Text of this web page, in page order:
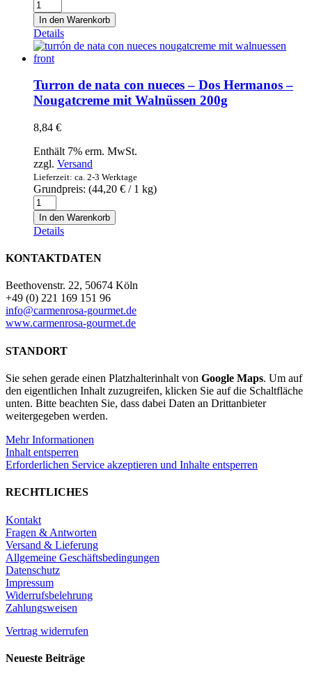
Mermelada
Extra
de
Melocotón
100%
Natural
400g
-
Handgemachte
Extra
In den Warenkorb
Details
Turron de nata con nueces – Dos Hermanos –
Nougatcreme mit Walnüssen 200g
8,84 €
Enthält 7% erm. MwSt.
zzgl. Versand
Lieferzeit: ca. 2-3 Werktage
Grundpreis: (44,20 € / 1 kg)
Turron
de
nata
con
-
Hermanos
-
Nougatcreme
mit
200g
In den Warenkorb
Details
KONTAKTDATEN
Beethovenstr. 22, 50674 Köln
+49 (0) 221 169 151 96
info@carmenrosa-gourmet.de
www.carmenrosa-gourmet.de
STANDORT
Sie sehen gerade einen Platzhalterinhalt von Google Maps. Um auf
den eigentlichen Inhalt zuzugreifen, klicken Sie auf die Schaltfläche
unten. Bitte beachten Sie, dass dabei Daten an Drittanbieter
weitergegeben werden.
Mehr Informationen
Inhalt entsperren
Erforderlichen Service akzeptieren und Inhalte entsperren
RECHTLICHES
Kontakt
Fragen & Antworten
Versand & Lieferung
Allgemeine Geschäftsbedingungen
Datenschutz
Impressum
Widerrufsbelehrung
Zahlungsweisen
Vertrag widerrufen
Neueste Beiträge